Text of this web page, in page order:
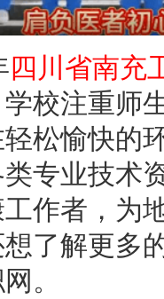
四川省南充
校注重师
松愉快的
专业技术
作者，为
了解更多
。